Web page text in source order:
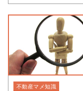
不動産マメ知識